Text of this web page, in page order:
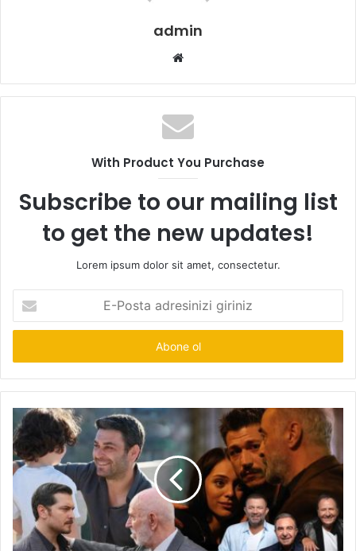
admin
Web
With Product You Purchase
Subscribe to our mailing list
to get the new updates!
Lorem ipsum dolor sit amet, consectetur.
Posta
adresinizi